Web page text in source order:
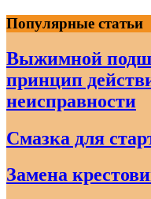
Skip
to
content
Популярные статьи
Выжимной
принцип
неисправности
Смазка для
Замена